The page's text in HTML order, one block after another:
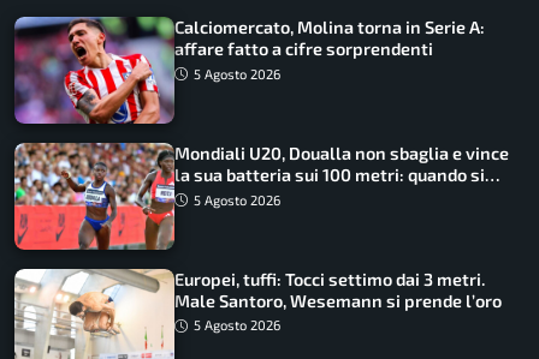
Calciomercato, Molina torna in Serie A:
affare fatto a cifre sorprendenti
5 Agosto 2026
Mondiali U20, Doualla non sbaglia e vince
la sua batteria sui 100 metri: quando si
disputano le finali
5 Agosto 2026
Europei, tuffi: Tocci settimo dai 3 metri.
Male Santoro, Wesemann si prende l’oro
5 Agosto 2026